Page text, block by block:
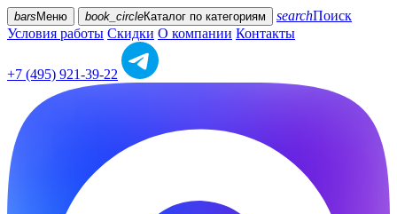
bars Меню book_circleКаталог по категориям searchПоиск
Условия работы Скидки О компании Контакты
+7 (495) 921-39-22